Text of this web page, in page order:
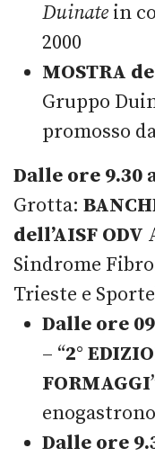
Duinate in
2000
MOSTRA
Gruppo
promosso
Dalle ore 9.30
Grotta:
dell’AISF ODV
Sindrome
Trieste e
Dalle ore
– “2°
FORMAGGI
Dalle ore